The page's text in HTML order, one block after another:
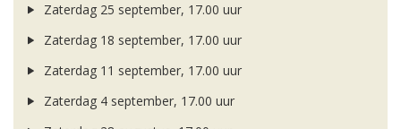
Zaterdag 25 september, 17.00 uur
Zaterdag 18 september, 17.00 uur
Zaterdag 11 september, 17.00 uur
Zaterdag 4 september, 17.00 uur